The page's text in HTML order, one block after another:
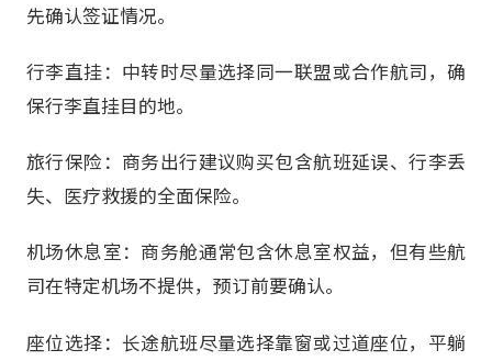
先确认签证情况。
行李直挂：中转时尽量选择同一联盟或合作航司，确
保行李直挂目的地。
旅行保险：商务出行建议购买包含航班延误、行李丢
失、医疗救援的全面保险。
机场休息室：商务舱通常包含休息室权益，但有些航
司在特定机场不提供，预订前要确认。
座位选择：长途航班尽量选择靠窗或过道座位，平躺